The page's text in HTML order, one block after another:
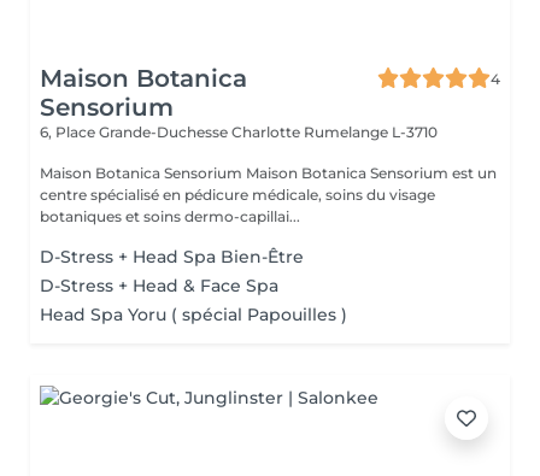
Maison Botanica
Sensorium
4
6, Place Grande-Duchesse Charlotte Rumelange L-3710
Maison Botanica Sensorium Maison Botanica Sensorium est un
centre spécialisé en pédicure médicale, soins du visage
botaniques et soins dermo-capillai...
D-Stress + Head Spa Bien-Être
D-Stress + Head & Face Spa
Head Spa Yoru ( spécial Papouilles )